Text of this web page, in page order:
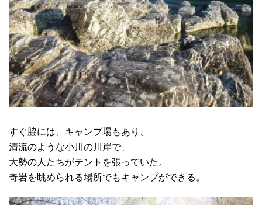
すぐ脇には、キャンプ場もあり、
清流のような小川の川岸で、
大勢の人たちがテントを張っていた。
奇岩を眺められる場所でもキャンプができる。